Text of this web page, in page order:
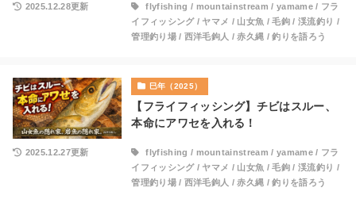
2025.12.28更新 flyfishing / mountainstream / yamame/ フラ
イフィッシング/ ヤマメ / 山女魚 /毛鉤 / 渓流釣り /
管理釣り場/ 西洋毛鉤人 /赤久縄 /釣りを語ろう
巳年（2025）
【フライフィッシング】チビはスルー、
本命にアワセを入れる！
2025.12.27更新 flyfishing / mountainstream / yamame/ フラ
イフィッシング/ ヤマメ / 山女魚 /毛鉤 / 渓流釣り /
管理釣り場/ 西洋毛鉤人 /赤久縄 /釣りを語ろう